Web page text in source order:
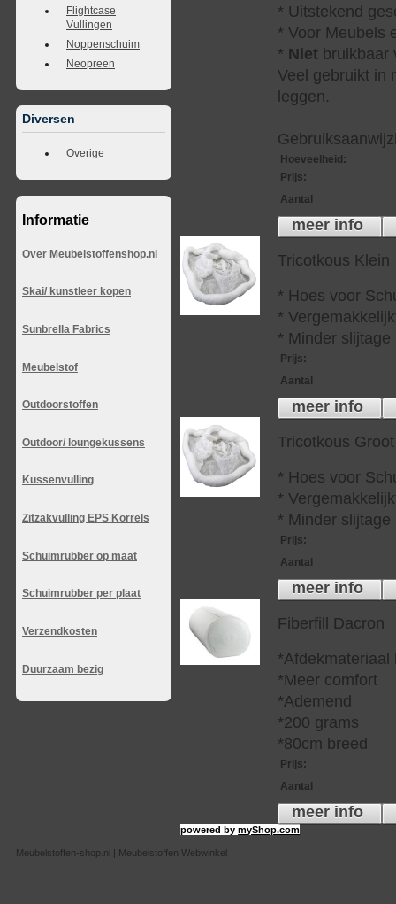
Flightcase
Vullingen
Noppenschuim
Neopreen
Diversen
Overige
Informatie
Over Meubelstoffenshop.nl
Skai/ kunstleer kopen
Sunbrella Fabrics
Meubelstof
Outdoorstoffen
Outdoor/ loungekussens
Kussenvulling
Zitzakvulling EPS Korrels
Schuimrubber op maat
Schuimrubber per plaat
Verzendkosten
Duurzaam bezig
* Uitstekend
* Voor Meubels
* Niet bruikbaar
Veel gebruikt in
leggen.
Hoeveelheid :
Prijs:
Aantal
meer info
Tricotkous Klein
* Hoes voor
*
* Minder slijtage
Prijs:
Aantal
meer info
Tricotkous Groot
* Hoes voor
*
* Minder slijtage
Prijs:
Aantal
meer info
Fiberfill Dacron
*Afdekmateriaal
*Meer comfort
*Ademend
*200 grams
*80cm breed
Prijs:
Aantal
meer info
powered bymyShop.com
Meubelstoffen-shop.nl | Meubelstoffen Webwinkel